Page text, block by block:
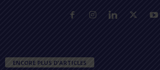
ENCORE PLUS D'ARTICLES